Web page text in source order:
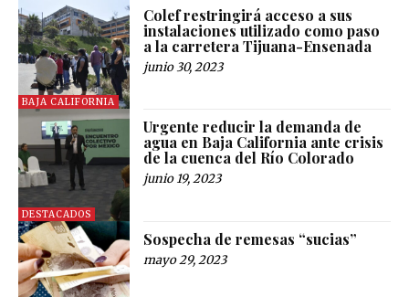
BAJA CALIFORNIA
Colef restringirá acceso a sus
instalaciones utilizado como paso
a la carretera Tijuana-Ensenada
junio 30, 2023
DESTACADOS
Urgente reducir la demanda de
agua en Baja California ante crisis
de la cuenca del Río Colorado
junio 19, 2023
Sospecha de remesas “sucias”
mayo 29, 2023